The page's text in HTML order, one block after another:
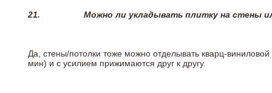
21. Можно ли укладывать плитку на стены
Да, стены/потолки тоже можно отделывать кварц-
мин) и с усилием прижимаются друг к другу.